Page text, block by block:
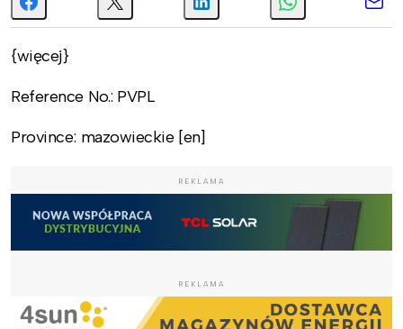
{więcej}
Reference No.: PVPL
Province: mazowieckie [en]
REKLAMA
REKLAMA